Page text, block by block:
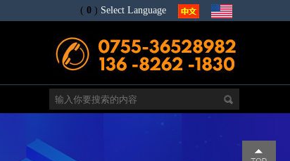
( 0 ) Select Language